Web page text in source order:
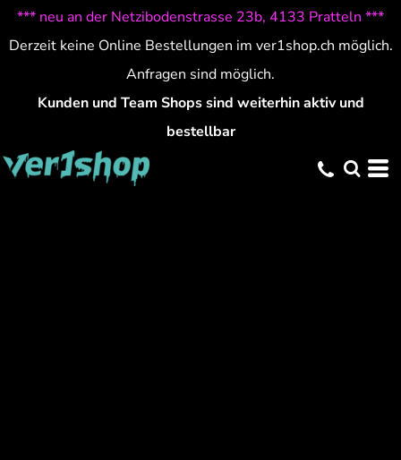
*** neu an der Netzibodenstrasse 23b, 4133 Pratteln ***
Derzeit keine Online Bestellungen im ver1shop.ch möglich.
Anfragen sind möglich.
Kunden und Team Shops sind weiterhin aktiv und
bestellbar